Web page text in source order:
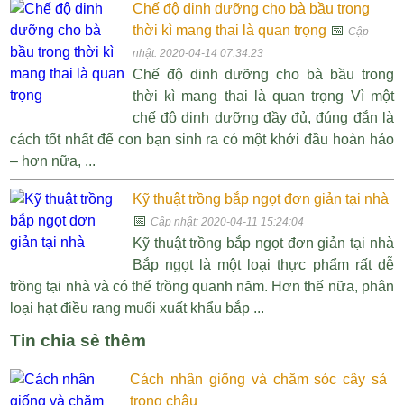
Chế độ dinh dưỡng cho bà bầu trong
thời kì mang thai là quan trọng 📅 Cập
nhật: 2020-04-14 07:34:23
Chế độ dinh dưỡng cho bà bầu trong
thời kì mang thai là quan trọng Vì một
chế độ dinh dưỡng đầy đủ, đúng đắn là
cách tốt nhất để con bạn sinh ra có một khởi đầu hoàn hảo
– hơn nữa, ...
Kỹ thuật trồng bắp ngọt đơn giản tại nhà
📅 Cập nhật: 2020-04-11 15:24:04
Kỹ thuật trồng bắp ngọt đơn giản tại nhà
Bắp ngọt là một loại thực phẩm rất dễ
trồng tại nhà và có thể trồng quanh năm. Hơn thế nữa, phân
loại hạt điều rang muối xuất khẩu bắp ...
Tin chia sẻ thêm
Cách nhân giống và chăm sóc cây sả
trong chậu